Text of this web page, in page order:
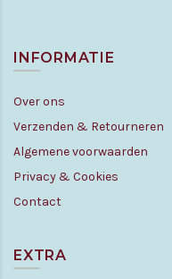
INFORMATIE
Over ons
Verzenden & Retourneren
Algemene voorwaarden
Privacy & Cookies
Contact
EXTRA